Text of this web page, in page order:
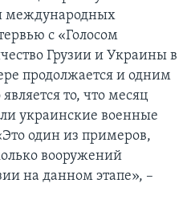
международных
с «Голосом
Грузии и Украины в
продолжается и одним
то, что месяц
украинские военные
один из примеров,
вооружений
на данном этапе», –